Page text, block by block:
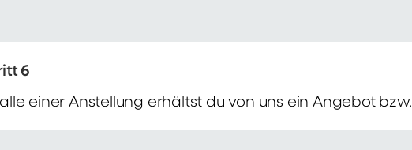
6
einer Anstellung erhältst du von uns ein Angebot